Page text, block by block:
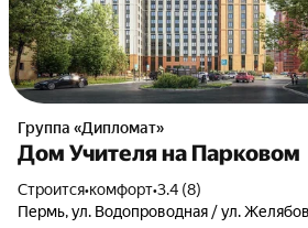
Группа «Дипломат»
Дом Учителя на Парковом
Строится•комфорт•3.4 (8)
Пермь, ул. Водопроводная / ул.